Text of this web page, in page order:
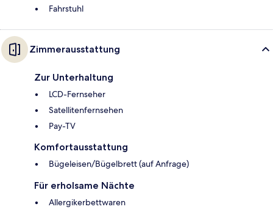
Fahrstuhl
Zimmerausstattung
Zur Unterhaltung
LCD-Fernseher
Satellitenfernsehen
Pay-TV
Komfortausstattung
Bügeleisen/Bügelbrett (auf Anfrage)
Für erholsame Nächte
Allergikerbettwaren